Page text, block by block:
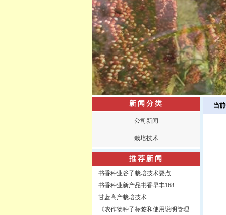
新闻分类
公司新闻
栽培技术
推荐新闻
· 书香种业谷子栽培技术要点
· 书香种业新产品书香早丰168
· 甘蓝高产栽培技术
·
《农作物种子标签和使用说明管理
当